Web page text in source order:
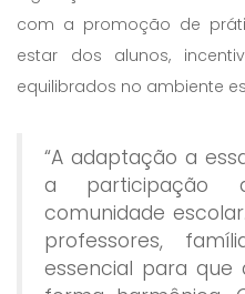
com a promoção de
estar dos alunos,
equilibrados no ambiente
“A adaptação a
a
comunidade
professores,
essencial para que